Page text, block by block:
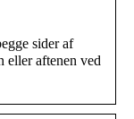
sider af
eller aftenen ved